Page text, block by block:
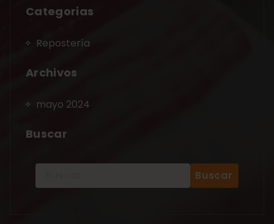
Categorias
Repostería
Archivos
mayo 2024
Buscar